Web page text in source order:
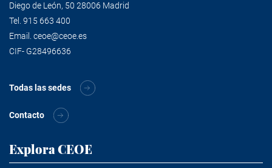
Diego de León, 50 28006 Madrid
Tel. 915 663 400
Email. ceoe@ceoe.es
CIF- G28496636
Todas las sedes
Contacto
Explora CEOE